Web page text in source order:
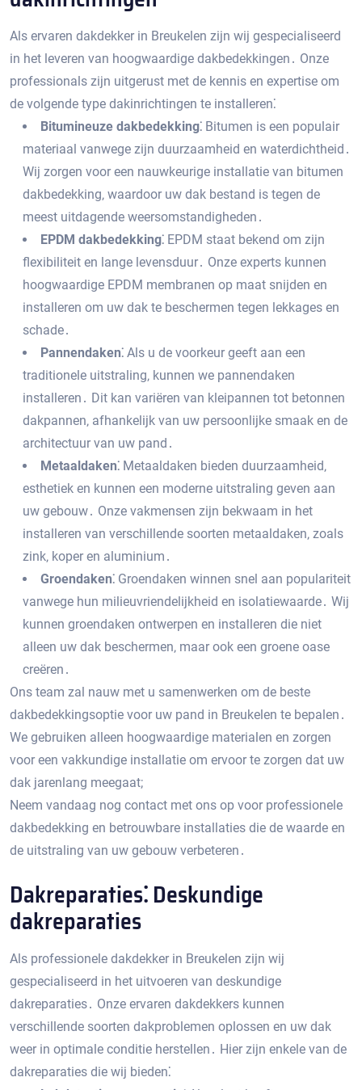
Als ervaren dakdekker in Breukelen zijn wij gespecialiseerd
in het leveren van hoogwaardige dakbedekkingen․ Onze
professionals zijn uitgerust met de kennis en expertise om
de volgende type dakinrichtingen te installeren⁚
Bitumineuze dakbedekking⁚ Bitumen is een populair
materiaal vanwege zijn duurzaamheid en waterdichtheid․
Wij zorgen voor een nauwkeurige installatie van bitumen
dakbedekking‚ waardoor uw dak bestand is tegen de
meest uitdagende weersomstandigheden․
EPDM dakbedekking⁚ EPDM staat bekend om zijn
flexibiliteit en lange levensduur․ Onze experts kunnen
hoogwaardige EPDM membranen op maat snijden en
installeren om uw dak te beschermen tegen lekkages en
schade․
Pannendaken⁚ Als u de voorkeur geeft aan een
traditionele uitstraling‚ kunnen we pannendaken
installeren․ Dit kan variëren van kleipannen tot betonnen
dakpannen‚ afhankelijk van uw persoonlijke smaak en de
architectuur van uw pand․
Metaaldaken⁚ Metaaldaken bieden duurzaamheid‚
esthetiek en kunnen een moderne uitstraling geven aan
uw gebouw․ Onze vakmensen zijn bekwaam in het
installeren van verschillende soorten metaaldaken‚ zoals
zink‚ koper en aluminium․
Groendaken⁚ Groendaken winnen snel aan populariteit
vanwege hun milieuvriendelijkheid en isolatiewaarde․ Wij
kunnen groendaken ontwerpen en installeren die niet
alleen uw dak beschermen‚ maar ook een groene oase
creëren․
Ons team zal nauw met u samenwerken om de beste
dakbedekkingsoptie voor uw pand in Breukelen te bepalen․
We gebruiken alleen hoogwaardige materialen en zorgen
voor een vakkundige installatie om ervoor te zorgen dat uw
dak jarenlang meegaat;
Neem vandaag nog contact met ons op voor professionele
dakbedekking en betrouwbare installaties die de waarde en
de uitstraling van uw gebouw verbeteren․
Dakreparaties⁚ Deskundige
dakreparaties
Als professionele dakdekker in Breukelen zijn wij
gespecialiseerd in het uitvoeren van deskundige
dakreparaties․ Onze ervaren dakdekkers kunnen
verschillende soorten dakproblemen oplossen en uw dak
weer in optimale conditie herstellen․ Hier zijn enkele van de
dakreparaties die wij bieden⁚